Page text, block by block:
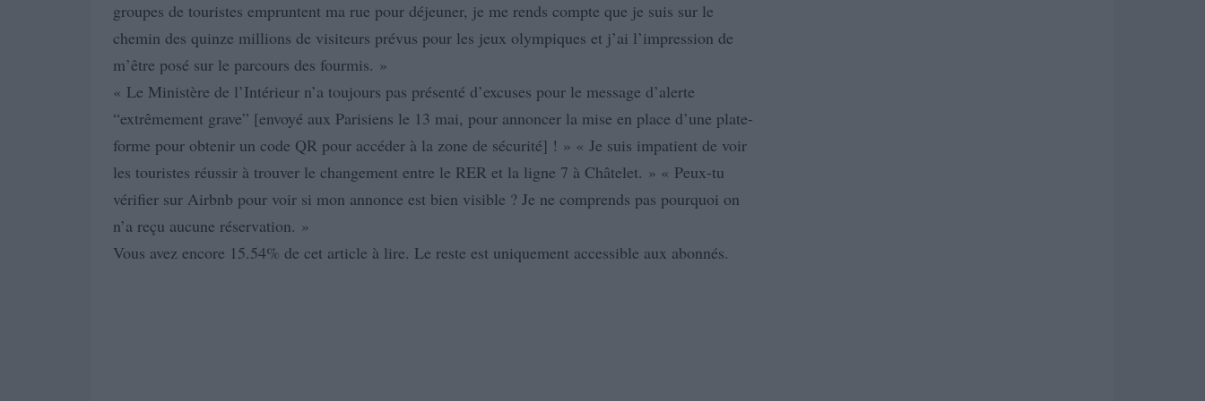
groupes de touristes empruntent ma rue pour déjeuner, je me rends compte que je suis sur le
chemin des quinze millions de visiteurs prévus pour les jeux olympiques et j’ai l’impression de
m’être posé sur le parcours des fourmis. »
« Le Ministère de l’Intérieur n’a toujours pas présenté d’excuses pour le message d’alerte
“extrêmement grave” [envoyé aux Parisiens le 13 mai, pour annoncer la mise en place d’une plate-
forme pour obtenir un code QR pour accéder à la zone de sécurité] ! » « Je suis impatient de voir
les touristes réussir à trouver le changement entre le RER et la ligne 7 à Châtelet. » « Peux-tu
vérifier sur Airbnb pour voir si mon annonce est bien visible ? Je ne comprends pas pourquoi on
n’a reçu aucune réservation. »
Vous avez encore 15.54% de cet article à lire. Le reste est uniquement accessible aux abonnés.